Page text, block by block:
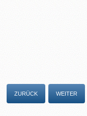
ZURÜCK WEITER